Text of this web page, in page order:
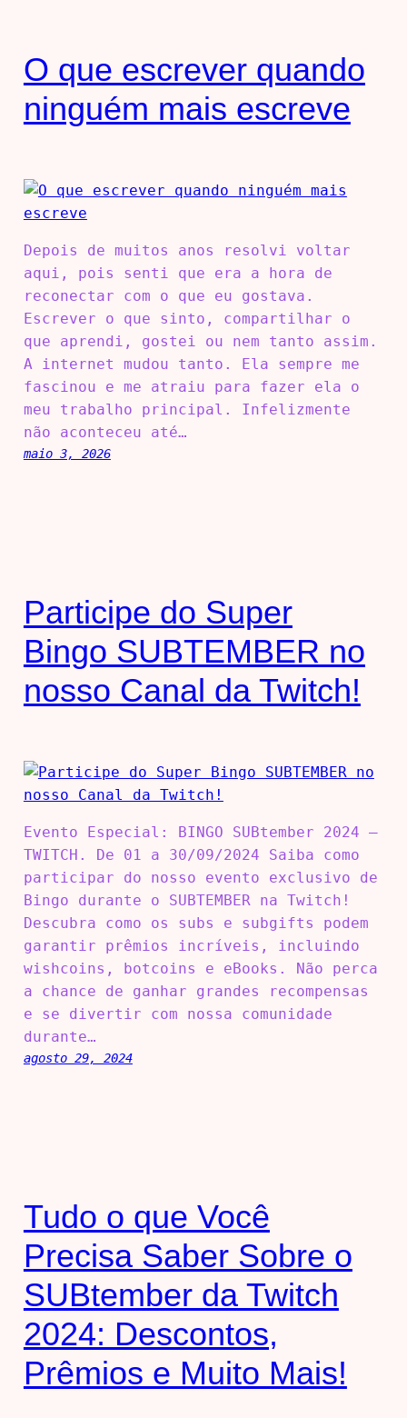
O que escrever quando
ninguém mais escreve
Depois de muitos anos resolvi voltar
aqui, pois senti que era a hora de
reconectar com o que eu gostava.
Escrever o que sinto, compartilhar o
que aprendi, gostei ou nem tanto assim.
A internet mudou tanto. Ela sempre me
fascinou e me atraiu para fazer ela o
meu trabalho principal. Infelizmente
não aconteceu até…
maio 3, 2026
Participe do Super
Bingo SUBTEMBER no
nosso Canal da Twitch!
Evento Especial: BINGO SUBtember 2024 –
TWITCH. De 01 a 30/09/2024 Saiba como
participar do nosso evento exclusivo de
Bingo durante o SUBTEMBER na Twitch!
Descubra como os subs e subgifts podem
garantir prêmios incríveis, incluindo
wishcoins, botcoins e eBooks. Não perca
a chance de ganhar grandes recompensas
e se divertir com nossa comunidade
durante…
agosto 29, 2024
Tudo o que Você
Precisa Saber Sobre o
SUBtember da Twitch
2024: Descontos,
Prêmios e Muito Mais!